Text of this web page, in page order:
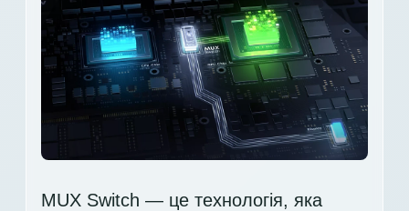
MUX Switch — це технологія, яка